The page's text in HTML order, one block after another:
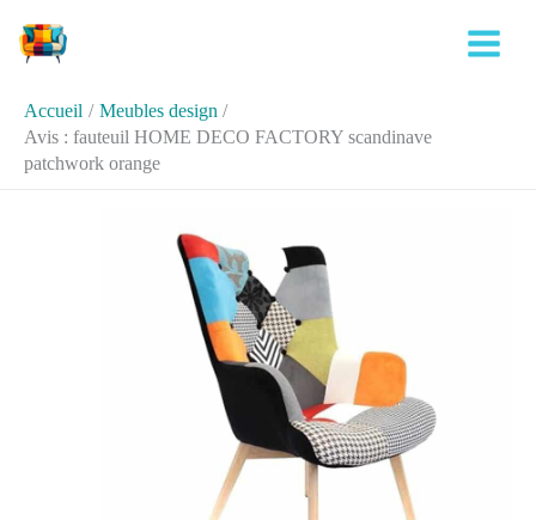
Accueil
Meubles design
Avis : fauteuil HOME DECO FACTORY scandinave
patchwork orange